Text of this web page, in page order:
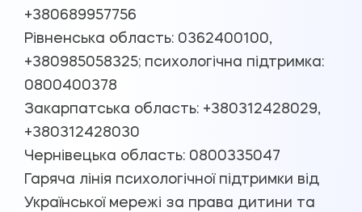
+380689957756
Рівненська область: 0362400100,
+380985058325; психологічна підтримка:
0800400378
Закарпатська область: +380312428029,
+380312428030
Чернівецька область: 0800335047
Гаряча лінія психологічної підтримки від
Української мережі за права дитини та